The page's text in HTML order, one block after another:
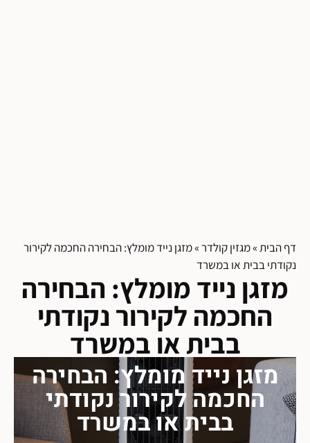
מזגן נייד מומלץ: הבחירה
החכמה לקירור נקודתי
בבית או במשרד
מזגן נייד מומלץ: הבחירה
החכמה לקירור נקודתי
בבית או במשרד
דף הבית»מגזין קולדר»מזגן נייד מומלץ: הבחירה החכמה לקירור
נקודתי בבית או במשרד